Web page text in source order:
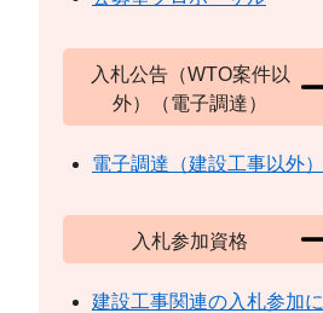
入札公告（WTO案件以
外）（電子調達）
電子調達（建設工事以外）
入札参加資格
建設工事関連の入札参加に